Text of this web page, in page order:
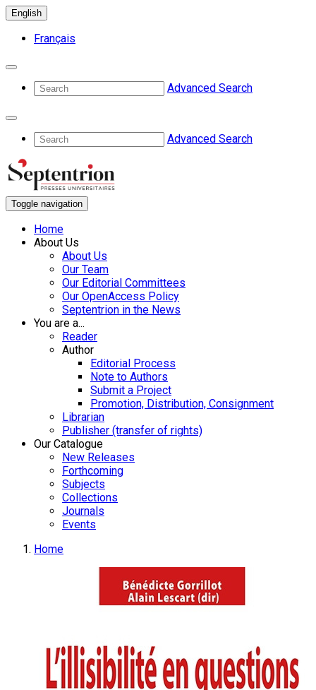
English
Français
Advanced Search
Advanced Search
Toggle navigation
Home
About Us
About Us
Our Team
Our Editorial Committees
Our OpenAccess Policy
Septentrion in the News
You are a...
Reader
Author
Editorial Process
Note to Authors
Submit a Project
Promotion, Distribution, Consignment
Librarian
Publisher (transfer of rights)
Our Catalogue
New Releases
Forthcoming
Subjects
Collections
Journals
Events
Home